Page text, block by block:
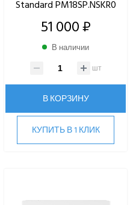
Standard PM18SP.NSKR0
51 000 ₽
В наличии
шт
В КОРЗИНУ
КУПИТЬ В 1 КЛИК